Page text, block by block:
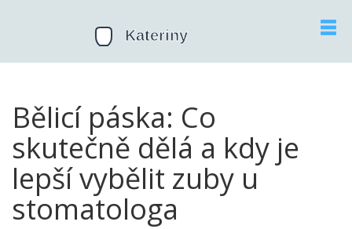
Bělicí páska: Co
skutečně dělá a kdy je
lepší vybělit zuby u
stomatologa